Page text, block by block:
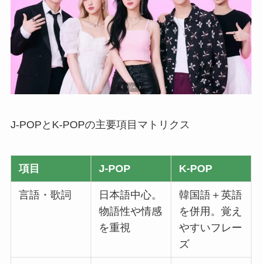
J-POPとK-POPの主要項目マトリクス
項目 J-POP K-POP
言語・歌詞
日本語中心。
物語性や情感
を重視
韓国語＋英語
を併用。覚え
やすいフレー
ズ